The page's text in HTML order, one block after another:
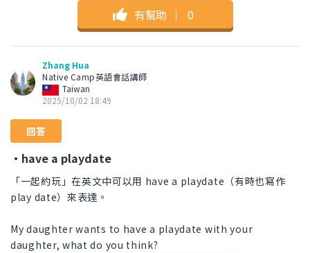
有幫助 ｜ 0
Zhang Hua
Native Camp英語會話講師
Taiwan
2025/10/02 18:49
回答
・have a playdate
「一起約玩」在英文中可以用 have a playdate（有時也寫作
play date）來表達。
My daughter wants to have a playdate with your
daughter, what do you think?